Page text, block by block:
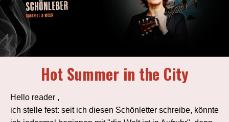
Hot Summer in the City
Hello reader ,
ich stelle fest: seit ich diesen Schönletter schreibe, könnte